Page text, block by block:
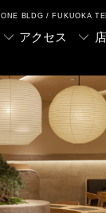
ONE BLDG / FUKUOKA
アクセス